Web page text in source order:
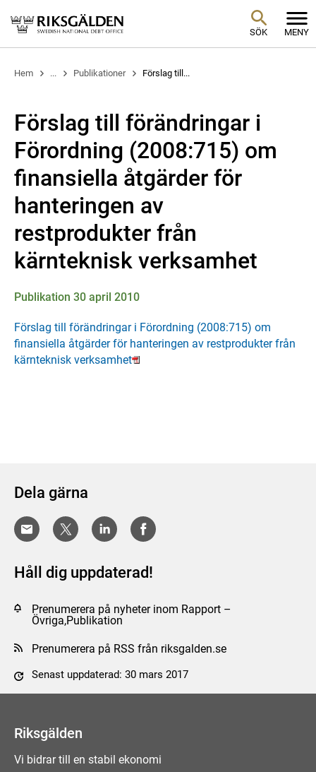
SÖK MENY
Hem ... Publikationer Förslag till...
Förslag till förändringar i
Förordning (2008:715) om
finansiella åtgärder för
hanteringen av
restprodukter från
kärnteknisk verksamhet
Publikation 30 april 2010
Förslag till förändringar i Förordning (2008:715) om
finansiella åtgärder för hanteringen av restprodukter från
kärnteknisk verksamhet
Dela gärna
Håll dig uppdaterad!
Prenumerera på nyheter inom Rapport –
Övriga,Publikation
Prenumerera på RSS från riksgalden.se
Senast uppdaterad: 30 mars 2017
Riksgälden
Vi bidrar till en stabil ekonomi